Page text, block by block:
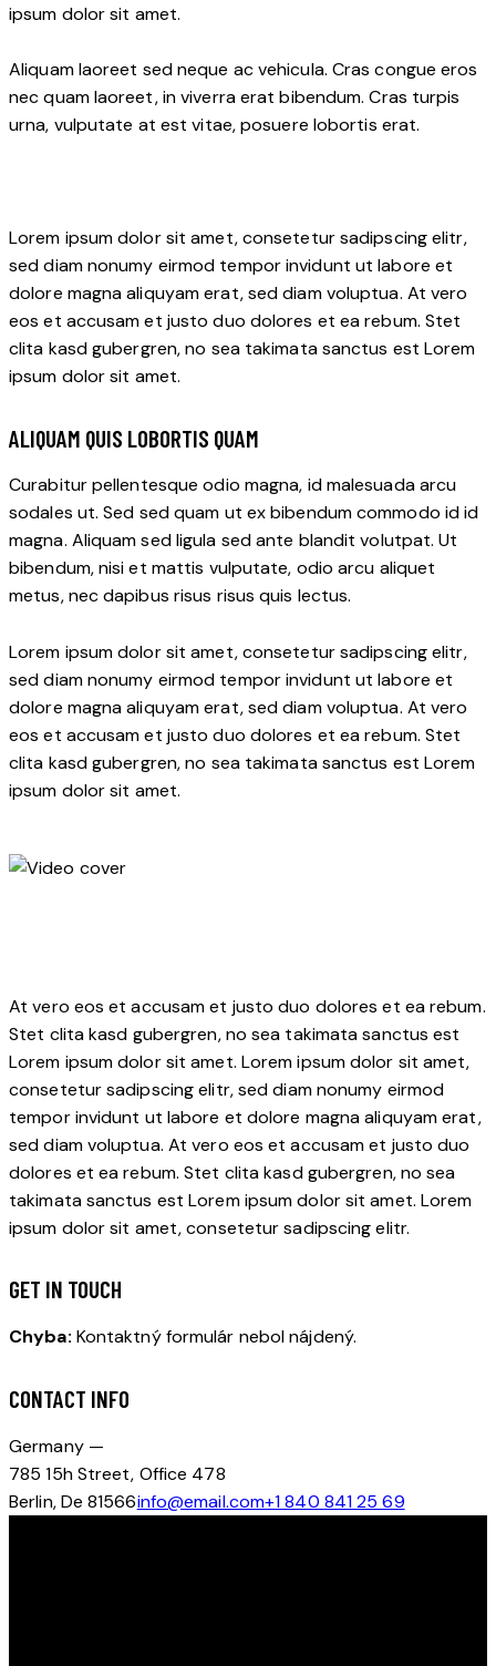
ipsum dolor sit amet.
Aliquam laoreet sed neque ac vehicula. Cras congue eros
nec quam laoreet, in viverra erat bibendum. Cras turpis
urna, vulputate at est vitae, posuere lobortis erat.
Lorem ipsum dolor sit amet, consetetur sadipscing elitr,
sed diam nonumy eirmod tempor invidunt ut labore et
dolore magna aliquyam erat, sed diam voluptua. At vero
eos et accusam et justo duo dolores et ea rebum. Stet
clita kasd gubergren, no sea takimata sanctus est Lorem
ipsum dolor sit amet.
ALIQUAM QUIS LOBORTIS QUAM
Curabitur pellentesque odio magna, id malesuada arcu
sodales ut. Sed sed quam ut ex bibendum commodo id id
magna. Aliquam sed ligula sed ante blandit volutpat. Ut
bibendum, nisi et mattis vulputate, odio arcu aliquet
metus, nec dapibus risus risus quis lectus.
Lorem ipsum dolor sit amet, consetetur sadipscing elitr,
sed diam nonumy eirmod tempor invidunt ut labore et
dolore magna aliquyam erat, sed diam voluptua. At vero
eos et accusam et justo duo dolores et ea rebum. Stet
clita kasd gubergren, no sea takimata sanctus est Lorem
ipsum dolor sit amet.
At vero eos et accusam et justo duo dolores et ea rebum.
Stet clita kasd gubergren, no sea takimata sanctus est
Lorem ipsum dolor sit amet. Lorem ipsum dolor sit amet,
consetetur sadipscing elitr, sed diam nonumy eirmod
tempor invidunt ut labore et dolore magna aliquyam erat,
sed diam voluptua. At vero eos et accusam et justo duo
dolores et ea rebum. Stet clita kasd gubergren, no sea
takimata sanctus est Lorem ipsum dolor sit amet. Lorem
ipsum dolor sit amet, consetetur sadipscing elitr.
GET IN TOUCH
Chyba: Kontaktný formulár nebol nájdený.
CONTACT INFO
Germany —
785 15h Street, Office 478
Berlin, De 81566info@email.com+1 840 841 25 69